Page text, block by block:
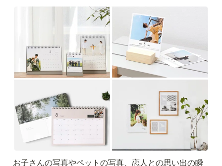
お子さんの写真やペットの写真、恋人との思い出の瞬